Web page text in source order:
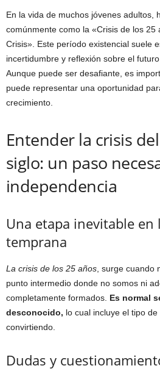
En la vida de muchos jóvenes adultos,
comúnmente como la «Crisis de los 25
Crisis». Este período existencial suele
incertidumbre y reflexión sobre el
Aunque puede ser desafiante, es
puede representar una oportunidad
crecimiento.
Entender la crisis
siglo: un paso
independencia
Una etapa inevitable en
temprana
La crisis de los 25 años , surge
punto intermedio donde no somos ni
completamente formados. Es normal
desconocido, lo cual incluye el tipo
convirtiendo.
Dudas y